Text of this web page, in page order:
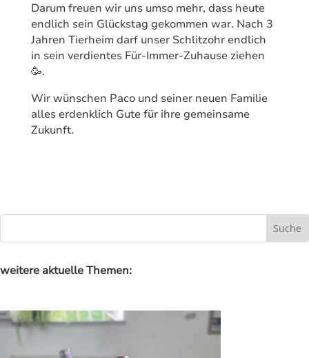
Darum freuen wir uns umso mehr, dass heute
endlich sein Glückstag gekommen war. Nach 3
Jahren Tierheim darf unser Schlitzohr endlich
in sein verdientes Für-Immer-Zuhause ziehen
🥳.
Wir wünschen Paco und seiner neuen Familie
alles erdenklich Gute für ihre gemeinsame
Zukunft.
weitere aktuelle Themen: